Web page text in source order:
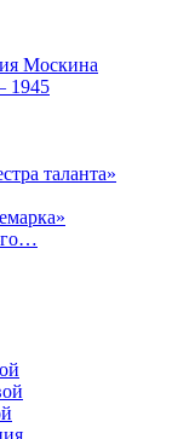
Москина
1945
таланта»
го…